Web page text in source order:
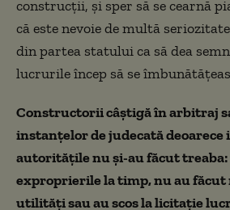
construcții, și sper să se cearnă
că este nevoie de multă
din partea statului ca să dea
lucrurile încep să se
Constructorii câștigă în arbitraj
instanțelor de judecată deoarece
autoritățile nu și-au făcut
exproprierile la timp, nu au făcut
utilități sau au scos la licitație